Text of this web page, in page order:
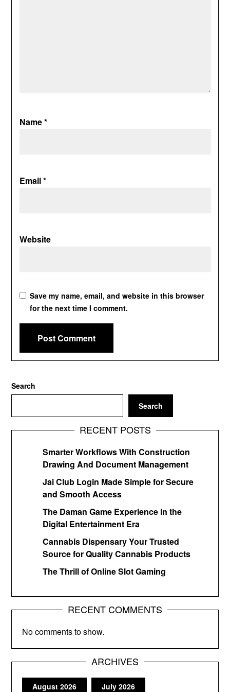
Name*
Email*
Website
Save my name, email, and website in this browser
for the next time I comment.
Search
Search
RECENT POSTS
Smarter Workflows With Construction
Drawing And Document Management
Jai Club Login Made Simple for Secure
and Smooth Access
The Daman Game Experience in the
Digital Entertainment Era
Cannabis Dispensary Your Trusted
Source for Quality Cannabis Products
The Thrill of Online Slot Gaming
RECENT COMMENTS
No comments to show.
ARCHIVES
August 2026 July 2026